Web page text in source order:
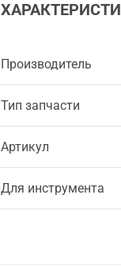
Производитель
Тип запчасти
Артикул
Для инструмента